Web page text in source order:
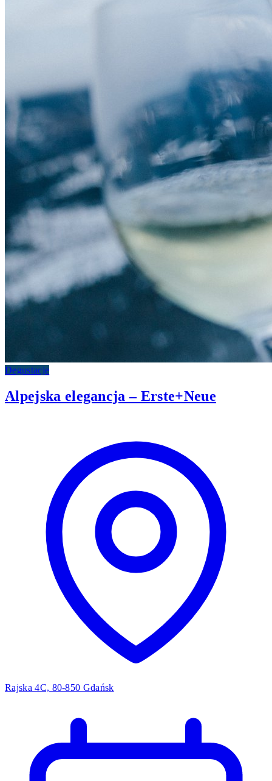
Degustacje
Alpejska elegancja – Erste+Neue
Rajska 4C, 80-850 Gdańsk